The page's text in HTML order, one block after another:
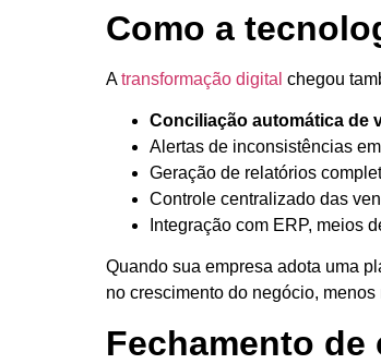
Como a
Atransformação digital chegou
Conciliação automática de
Alertas de inconsistências
Geração de relatórios
Controle centralizado das
Integração com ERP, meios
Quando sua empresa adota uma
no crescimento do negócio,
Fechamento